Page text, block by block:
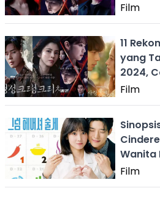
Film
11
yang
2024,
Panjang
Film
Wanita
Film